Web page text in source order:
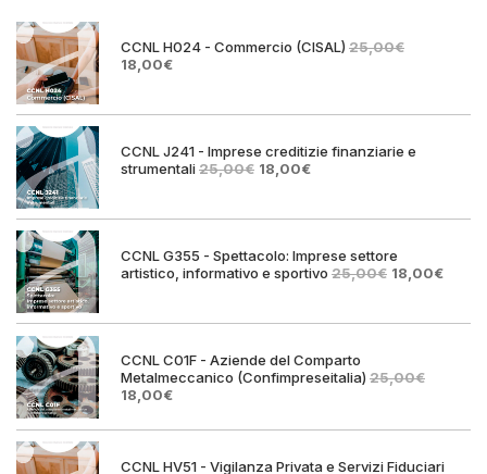
CCNL H024 - Commercio (CISAL) 25,00€
Il
era:
18,00€Il
è:
CCNL J241 - Imprese creditizie finanziarie e
strumentali25,00€ Il
era:
18,00€Il
è:
CCNL G355 - Spettacolo: Imprese settore
artistico, informativo e sportivo 25,00€ Il
era:
18,00€Il
è:
CCNL C01F - Aziende del Comparto
Metalmeccanico (Confimpreseitalia) 25,00€
Il
originale
25,00€.
18,00€Il
attuale
18,00€.
CCNL HV51 - Vigilanza Privata e Servizi Fiduciari